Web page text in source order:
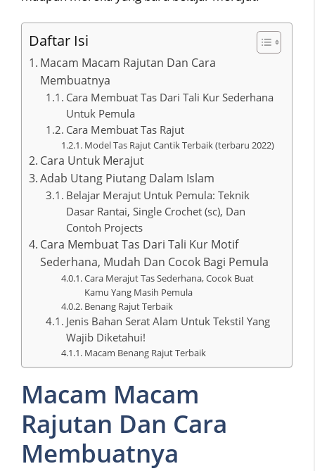
Daftar Isi
Macam Macam Rajutan Dan Cara
Membuatnya
Cara Membuat Tas Dari Tali Kur Sederhana
Untuk Pemula
Cara Membuat Tas Rajut
Model Tas Rajut Cantik Terbaik (terbaru 2022)
Cara Untuk Merajut
Adab Utang Piutang Dalam Islam
Belajar Merajut Untuk Pemula: Teknik
Dasar Rantai, Single Crochet (sc), Dan
Contoh Projects
Cara Membuat Tas Dari Tali Kur Motif
Sederhana, Mudah Dan Cocok Bagi Pemula
Cara Merajut Tas Sederhana, Cocok Buat
Kamu Yang Masih Pemula
Benang Rajut Terbaik
Jenis Bahan Serat Alam Untuk Tekstil Yang
Wajib Diketahui!
Macam Benang Rajut Terbaik
Macam Macam
Rajutan Dan Cara
Membuatnya